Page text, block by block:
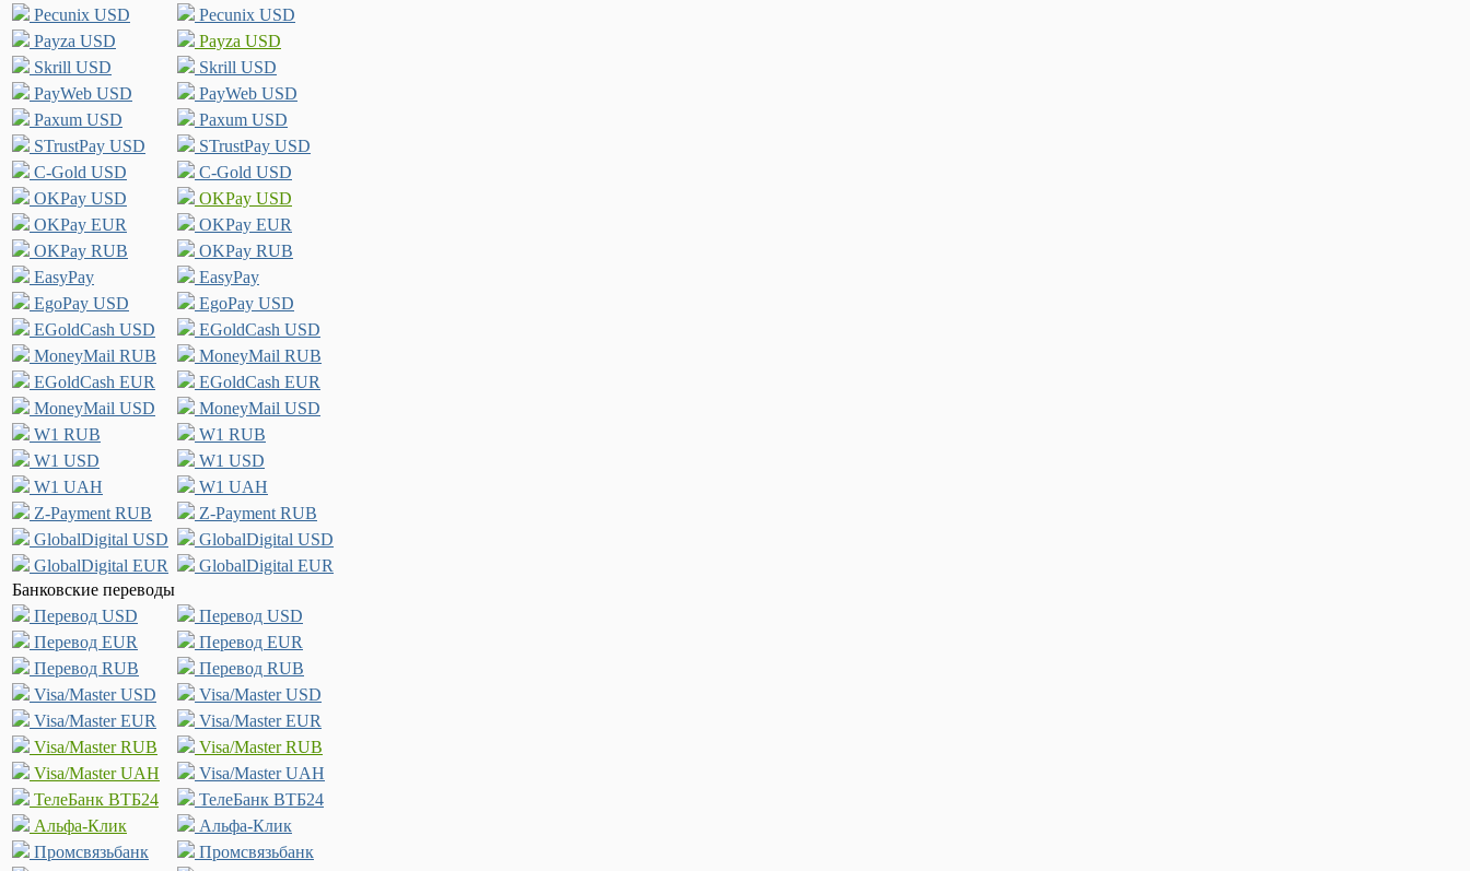
Pecunix USD
Pecunix USD
Payza USD
Payza USD
Skrill USD
Skrill USD
PayWeb USD
PayWeb USD
Paxum USD
Paxum USD
STrustPay USD
STrustPay USD
C-Gold USD
C-Gold USD
OKPay USD
OKPay USD
OKPay EUR
OKPay EUR
OKPay RUB
OKPay RUB
EasyPay
EasyPay
EgoPay USD
EgoPay USD
EGoldCash USD
EGoldCash USD
MoneyMail RUB
MoneyMail RUB
EGoldCash EUR
EGoldCash EUR
MoneyMail USD
MoneyMail USD
W1 RUB
W1 RUB
W1 USD
W1 USD
W1 UAH
W1 UAH
Z-Payment RUB
Z-Payment RUB
GlobalDigital USD
GlobalDigital USD
GlobalDigital EUR
GlobalDigital EUR
Банковские переводы
Перевод USD
Перевод USD
Перевод EUR
Перевод EUR
Перевод RUB
Перевод RUB
Visa/Master USD
Visa/Master USD
Visa/Master EUR
Visa/Master EUR
Visa/Master RUB
Visa/Master RUB
Visa/Master UAH
Visa/Master UAH
ТелеБанк ВТБ24
ТелеБанк ВТБ24
Альфа-Клик
Альфа-Клик
Промсвязьбанк
Промсвязьбанк